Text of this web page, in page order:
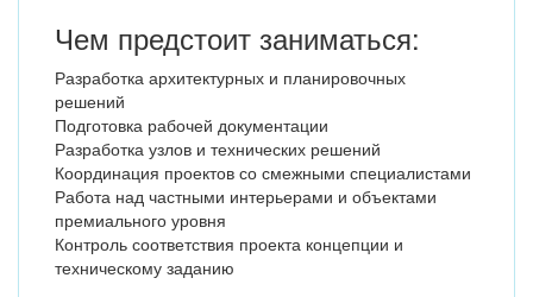
Чем предстоит заниматься:
Разработка архитектурных и планировочных
решений
Подготовка рабочей документации
Разработка узлов и технических решений
Координация проектов со смежными специалистами
Работа над частными интерьерами и объектами
премиального уровня
Контроль соответствия проекта концепции и
техническому заданию